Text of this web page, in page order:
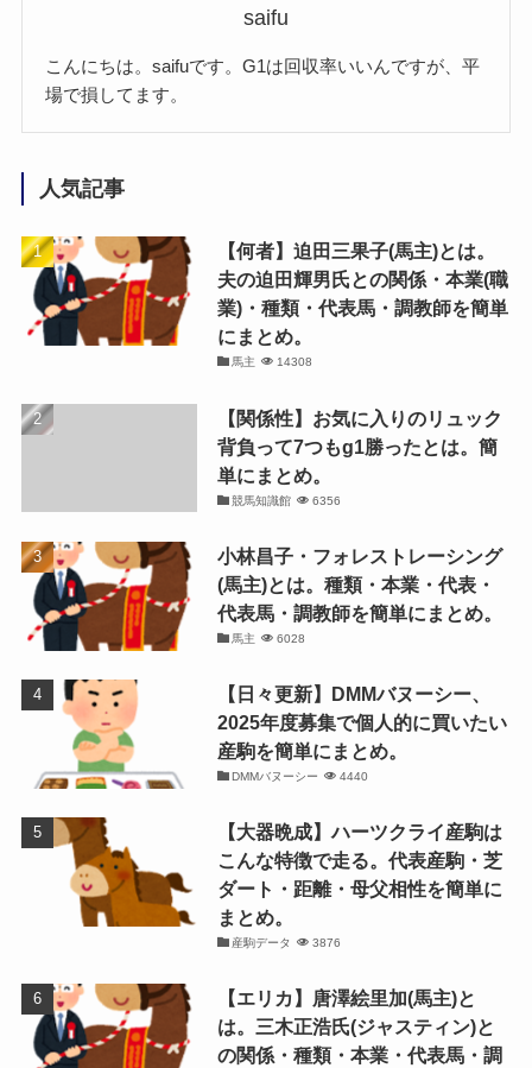
saifu
こんにちは。saifuです。G1は回収率いいんですが、平
場で損してます。
人気記事
【何者】迫田三果子(馬主)とは。
夫の迫田輝男氏との関係・本業(職
業)・種類・代表馬・調教師を簡単
にまとめ。
馬主 14308
【関係性】お気に入りのリュック
背負って7つもg1勝ったとは。簡
単にまとめ。
競馬知識館 6356
小林昌子・フォレストレーシング
(馬主)とは。種類・本業・代表・
代表馬・調教師を簡単にまとめ。
馬主 6028
【日々更新】DMMバヌーシー、
2025年度募集で個人的に買いたい
産駒を簡単にまとめ。
DMMバヌーシー 4440
【大器晩成】ハーツクライ産駒は
こんな特徴で走る。代表産駒・芝
ダート・距離・母父相性を簡単に
まとめ。
産駒データ 3876
【エリカ】唐澤絵里加(馬主)と
は。三木正浩氏(ジャスティン)と
の関係・種類・本業・代表馬・調